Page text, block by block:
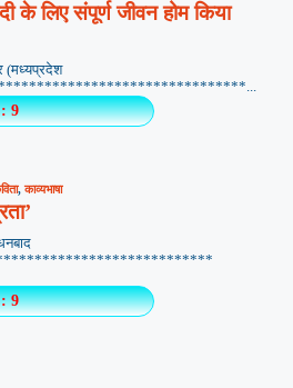
के लिए संपूर्ण जीवन होम किया
(मध्यप्रदेश
9
,काव्यभाषा
9